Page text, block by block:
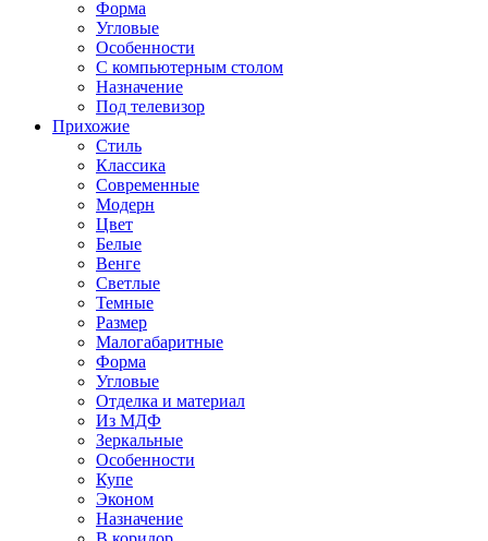
Форма
Угловые
Особенности
С компьютерным столом
Назначение
Под телевизор
Прихожие
Стиль
Классика
Современные
Модерн
Цвет
Белые
Венге
Светлые
Темные
Размер
Малогабаритные
Форма
Угловые
Отделка и материал
Из МДФ
Зеркальные
Особенности
Купе
Эконом
Назначение